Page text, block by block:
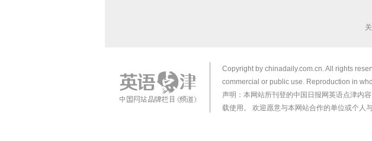
Copyright by chinadaily.com.cn. All rights
commercial or public use. Reproduction in
声明：本网站所刊登的中国日报网英语点津内
载使用。 欢迎愿意与本网站合作的单位或个人与